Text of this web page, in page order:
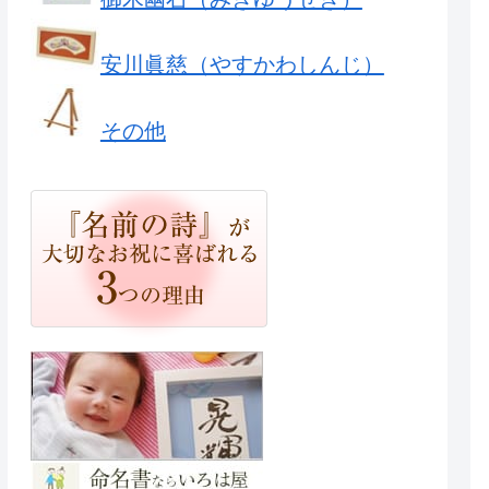
安川眞慈（やすかわしんじ）
その他